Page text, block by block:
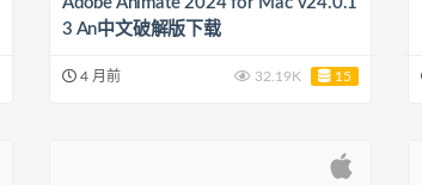
3 An中文破解版下载
4 月前 32.19K 15